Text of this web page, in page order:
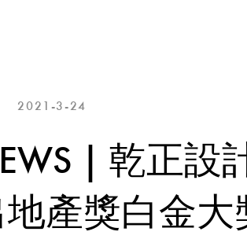
2021-3-24
| 乾正設
地產獎白金大